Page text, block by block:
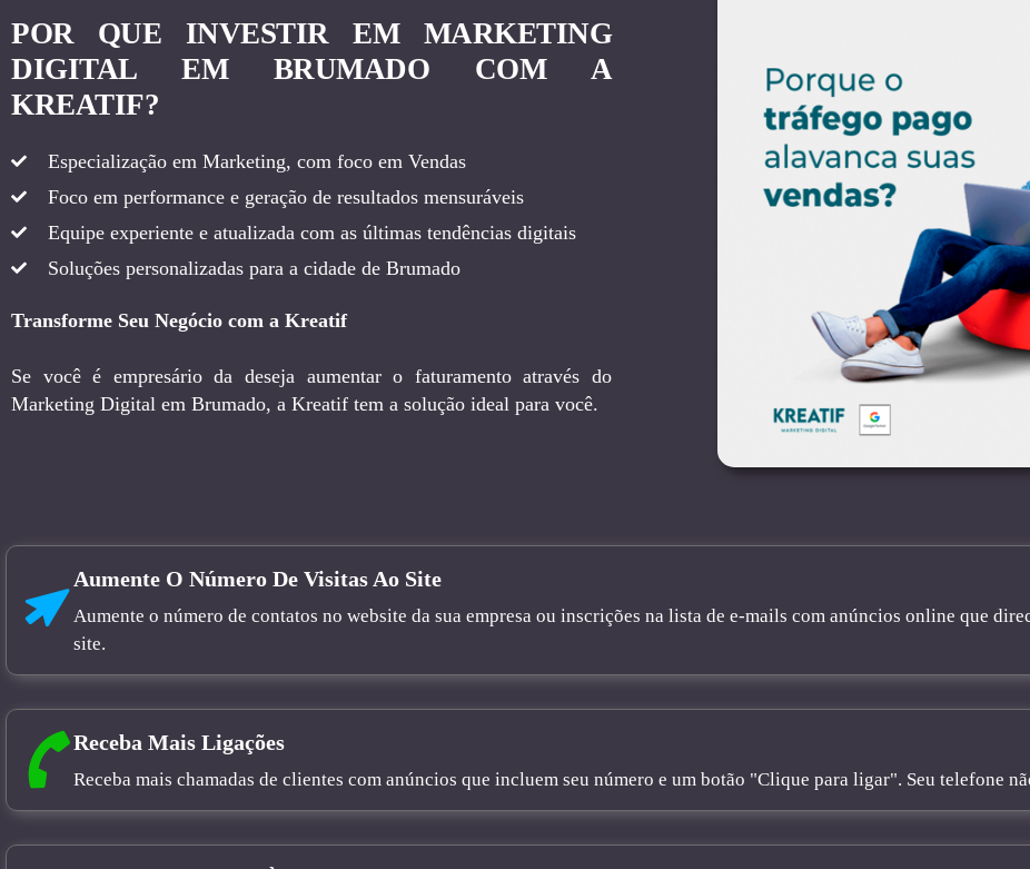
POR QUE INVESTIR EM MARKETING
DIGITAL EM BRUMADO COM A
KREATIF?
Especialização em Marketing, com foco em Vendas
Foco em performance e geração de resultados mensuráveis
Equipe experiente e atualizada com as últimas tendências digitais
Soluções personalizadas para a cidade de Brumado
Transforme Seu Negócio com a Kreatif
Se você é empresário da deseja aumentar o faturamento através do
Marketing Digital em Brumado, a Kreatif tem a solução ideal para você.
Aumente O Número De Visitas Ao Site
Aumente o número de contatos no website da sua empresa ou inscrições na lista de e-mails com anúncios online que
site.
Receba Mais Ligações
Receba mais chamadas de clientes com anúncios que incluem seu número e um botão "Clique para ligar". Seu telefone